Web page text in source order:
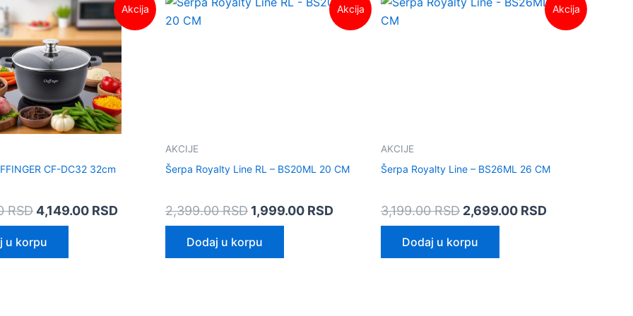
Akcija
CF-DC32 32cm
RSD
cena
je
bila:
4,499.00 RSD.
4,149.00 RSD
cena
je:
4,149.00 RSD.
u korpu
Akcija
AKCIJE
Šerpa Royalty Line RL – BS20ML 20 CM
2,399.00RSD
cena
1,999.00 RSD
cena
je:
Dodaj u korpu
Akcija
AKCIJE
Šerpa Royalty Line – BS26ML 26 CM
3,199.00RSD
cena
2,699.00 RSD
cena
je:
Dodaj u korpu